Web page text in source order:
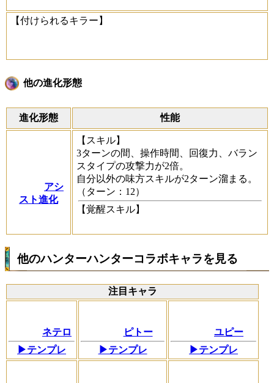
【付けられるキラー】
他の進化形態
進化形態 性能
アシ
スト進化
【スキル】
3ターンの間、操作時間、回復力、バラン
スタイプの攻撃力が2倍。
自分以外の味方スキルが2ターン溜まる。
（ターン：12）
【覚醒スキル】
他のハンターハンターコラボキャラを見る
注目キャラ
ネテロ
▶テンプレ
ピトー
▶テンプレ
ユピー
▶テンプレ